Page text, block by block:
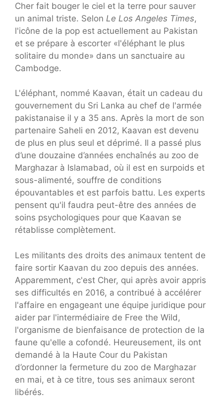
Cher fait bouger le ciel et la terre pour sauver
un animal triste. Selon Le Los Angeles Times,
l'icône de la pop est actuellement au Pakistan
et se prépare à escorter «l'éléphant le plus
solitaire du monde» dans un sanctuaire au
Cambodge.
L'éléphant, nommé Kaavan, était un cadeau du
gouvernement du Sri Lanka au chef de l'armée
pakistanaise il y a 35 ans. Après la mort de son
partenaire Saheli en 2012, Kaavan est devenu
de plus en plus seul et déprimé. Il a passé plus
d’une douzaine d’années enchaînés au zoo de
Marghazar à Islamabad, où il est en surpoids et
sous-alimenté, souffre de conditions
épouvantables et est parfois battu. Les experts
pensent qu'il faudra peut-être des années de
soins psychologiques pour que Kaavan se
rétablisse complètement.
Les militants des droits des animaux tentent de
faire sortir Kaavan du zoo depuis des années.
Apparemment, c'est Cher, qui après avoir appris
ses difficultés en 2016, a contribué à accélérer
l'affaire en engageant une équipe juridique pour
aider par l'intermédiaire de Free the Wild,
l'organisme de bienfaisance de protection de la
faune qu'elle a cofondé. Heureusement, ils ont
demandé à la Haute Cour du Pakistan
d’ordonner la fermeture du zoo de Marghazar
en mai, et à ce titre, tous ses animaux seront
libérés.